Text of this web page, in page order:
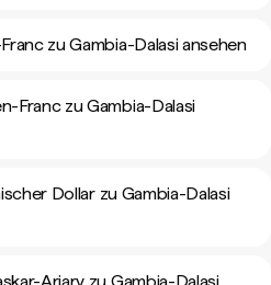
zu Gambia-Dalasi ansehen
Franc zu Gambia-Dalasi
Dollar zu Gambia-Dalasi